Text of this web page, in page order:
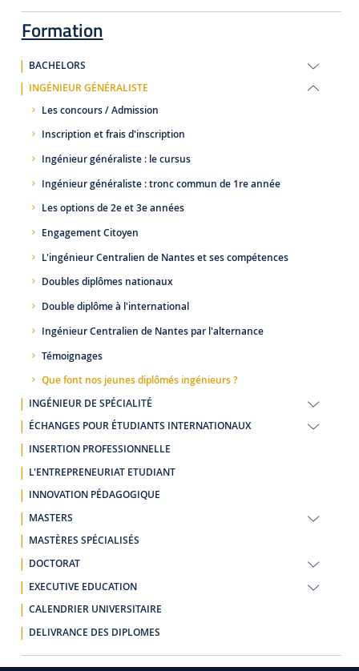
Formation
BACHELORS
INGÉNIEUR GÉNÉRALISTE
Les concours / Admission
Inscription et frais d'inscription
Ingénieur généraliste : le cursus
Ingénieur généraliste : tronc commun de 1re année
Les options de 2e et 3e années
Engagement Citoyen
L'ingénieur Centralien de Nantes et ses compétences
Doubles diplômes nationaux
Double diplôme à l'international
Ingénieur Centralien de Nantes par l'alternance
Témoignages
Que font nos jeunes diplômés ingénieurs ?
INGÉNIEUR DE SPÉCIALITÉ
ÉCHANGES POUR ÉTUDIANTS INTERNATIONAUX
INSERTION PROFESSIONNELLE
L'ENTREPRENEURIAT ETUDIANT
INNOVATION PÉDAGOGIQUE
MASTERS
MASTÈRES SPÉCIALISÉS
DOCTORAT
EXECUTIVE EDUCATION
CALENDRIER UNIVERSITAIRE
DELIVRANCE DES DIPLOMES